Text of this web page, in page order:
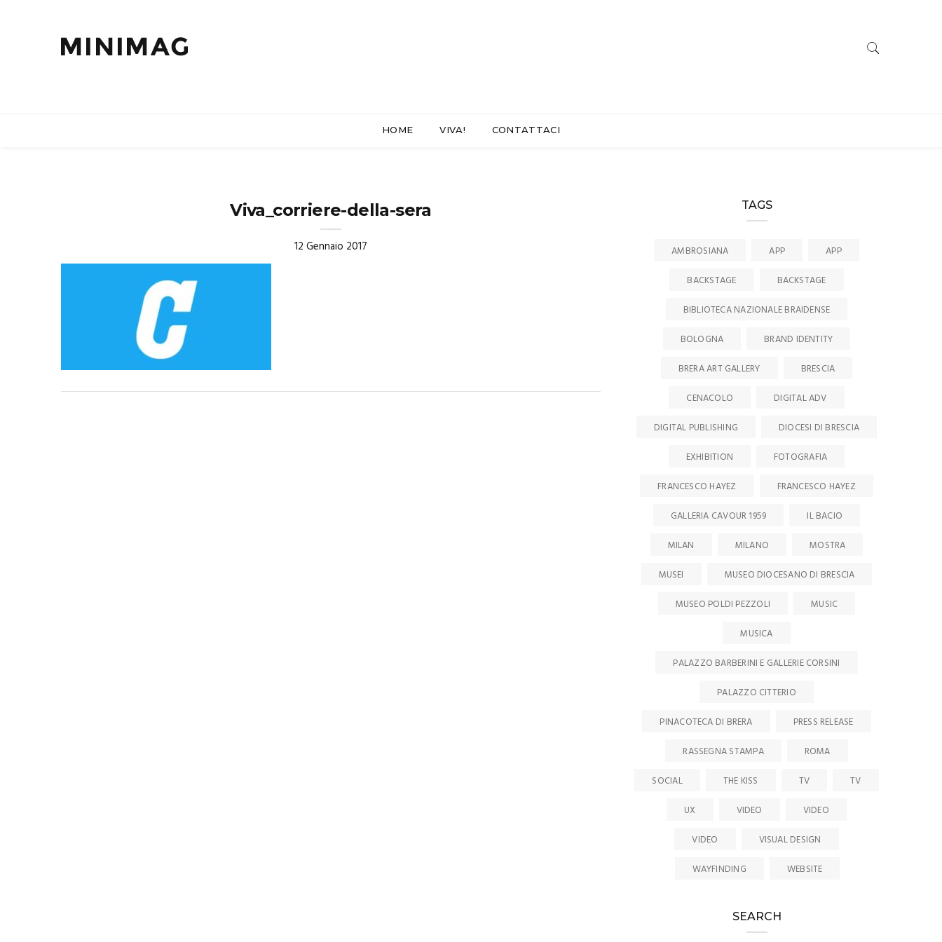
HOME VIVA! CONTATTACI
Viva_corriere-della-sera
12 Gennaio 2017
TAGS
AMBROSIANA APP
APP
BACKSTAGE
BACKSTAGE
BIBLIOTECA NAZIONALE BRAIDENSE
BOLOGNA
BRAND IDENTITY
BRERA ART GALLERY
BRESCIA
CENACOLO
DIGITAL ADV
DIGITAL PUBLISHING
DIOCESI DI BRESCIA
EXHIBITION
FOTOGRAFIA
FRANCESCO HAYEZ
FRANCESCO HAYEZ
GALLERIA CAVOUR 1959
IL BACIO
MILAN
MILANO
MOSTRA
MUSEI
MUSEO DIOCESANO DI BRESCIA
MUSEO POLDI PEZZOLI
MUSIC
MUSICA
PALAZZO BARBERINI E GALLERIE CORSINI
PALAZZO CITTERIO
PINACOTECA DI BRERA
PRESS RELEASE
RASSEGNA STAMPA
ROMA
SOCIAL
THE KISS TV
TV
UX
VIDEO
VIDEO
VIDEO
VISUAL DESIGN
WAYFINDING
WEBSITE
SEARCH